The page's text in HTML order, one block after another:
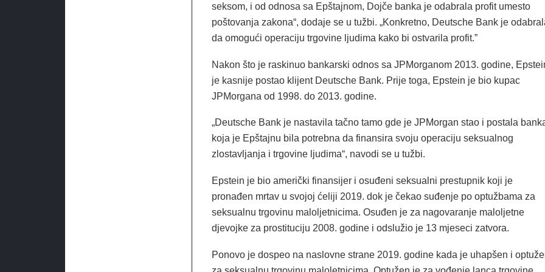
seksom, i od odnosa sa Epštajnom, Dojče banka je odabrala profit umesto
poštovanja zakona“, dodaje se u tužbi. „Konkretno, Deutsche Bank je
da omogući operaciju trgovine ljudima kako bi ostvarila profit.”
Nakon što je raskinuo bankarski odnos sa JPMorganom 2013. godine,
je kasnije postao klijent Deutsche Bank. Prije toga, Epstein je bio kupac
JPMorgana od 1998. do 2013. godine.
„Deutsche Bank je nastavila tačno tamo gde je JPMorgan stao i postala
koja je Epštajnu bila potrebna da finansira svoju operaciju seksualnog
zlostavljanja i trgovine ljudima“, navodi se u tužbi.
Epstein je bio američki finansijer i osuđeni seksualni prestupnik koji je
pronađen mrtav u svojoj ćeliji 2019. dok je čekao suđenje po optužbama za
seksualnu trgovinu maloljetnicima. Osuđen je za nagovaranje maloljetne
djevojke za prostituciju 2008. godine i odslužio je 13 mjeseci zatvora.
Ponovo je dospeo na naslovne strane 2019. godine kada je uhapšen i